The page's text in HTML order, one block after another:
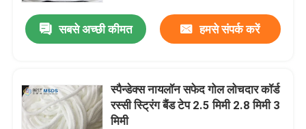
उत्पाद
सबसे अच्छी कीमत हमसे संपर्क करें
स्पैन्डेक्स नायलॉन सफेद गोल लोचदार कॉर्ड
रस्सी स्ट्रिंग बैंड टेप 2.5 मिमी 2.8 मिमी 3
मिमी